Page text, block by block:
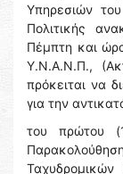
Υπηρεσιών
Πολιτικής
Πέμπτη και
Υ.Ν.Α.Ν.Π.,
πρόκειται να
για την
του πρώτου